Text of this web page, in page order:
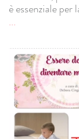
è essenziale
...